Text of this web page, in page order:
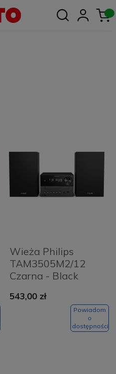
Wieża Philips
TAM3505M2/12
Czarna - Black
543,00 zł
Powiadom
o
dostępności